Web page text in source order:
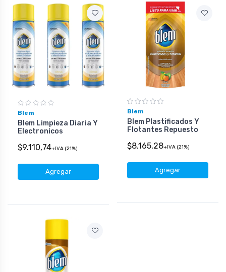
Blem
Blem Limpieza Diaria Y
Electronicos
$9.110,74+IVA (21%)
Agregar
Blem
Blem Plastificados Y
Flotantes Repuesto
$8.165,28+IVA (21%)
Agregar